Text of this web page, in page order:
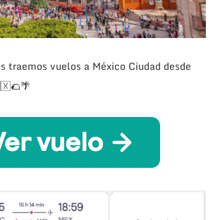
traemos vuelos a México Ciudad desde